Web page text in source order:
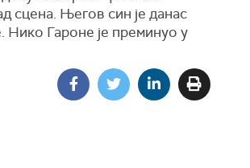
сцена. Његов син је данас
Нико Гароне је преминуо у